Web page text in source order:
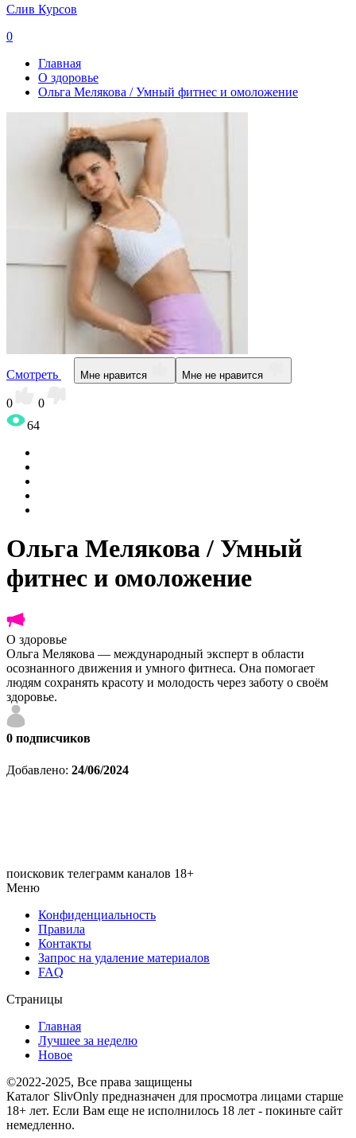
Слив Курсов
0
Главная
О здоровье
Ольга Мелякова / Умный фитнес и омоложение
Смотреть Мне нравится Мне не нравится
0
0
64
Ольга Мелякова / Умный
фитнес и омоложение
О здоровье
Ольга Мелякова — международный эксперт в области
осознанного движения и умного фитнеса. Она помогает
людям сохранять красоту и молодость через заботу о своём
здоровье.
0 подписчиков
Добавлено: 24/06/2024
поисковик телеграмм каналов 18+
Меню
Конфиденциальность
Правила
Контакты
Запрос на удаление материалов
FAQ
Страницы
Главная
Лучшее за неделю
Новое
©2022-2025, Все права защищены
Каталог SlivOnly предназначен для просмотра лицами старше
18+ лет. Если Вам еще не исполнилось 18 лет - покиньте сайт
немедленно.